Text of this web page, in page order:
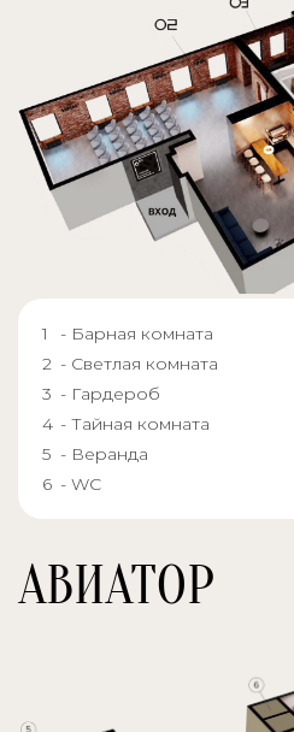
- Барная комната
- Светлая комната
- Гардероб
- Тайная комната
- Веранда
- WC
АВИАТОР